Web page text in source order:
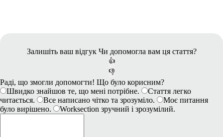
Залишіть ваш відгук Чи допомогла вам ця стаття?
👍
👎
Раді, що змогли допомогти! Що було корисним?
Швидко знайшов те, що мені потрібне.
Стаття легко
читається.
Все написано чітко та зрозуміло.
Моє питання
було вирішено.
Worksection зручний і зрозумілий.